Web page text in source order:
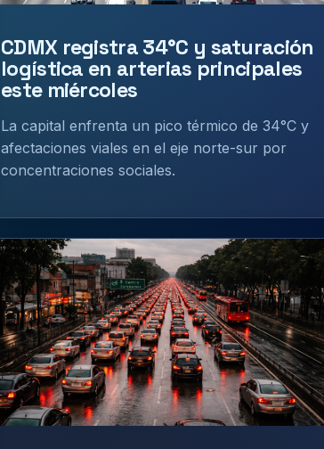
CDMX registra 34°C y saturación
logística en arterias principales
este miércoles
La capital enfrenta un pico térmico de 34°C y
afectaciones viales en el eje norte-sur por
concentraciones sociales.